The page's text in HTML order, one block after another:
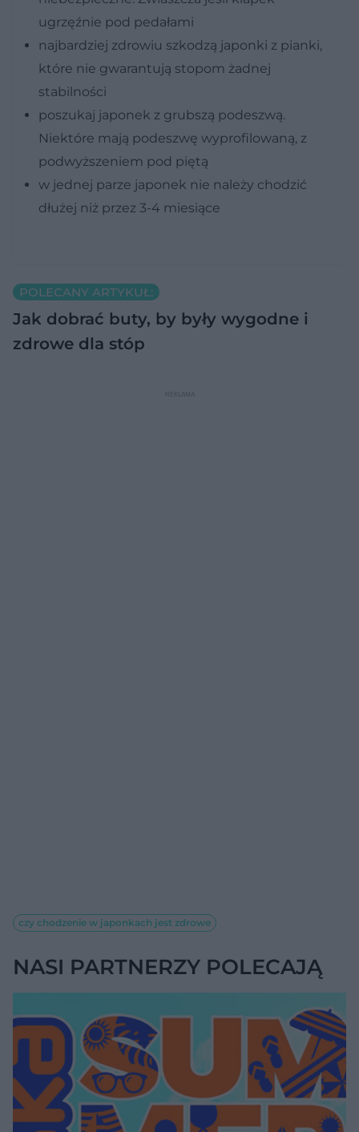
ugrzęźnie pod pedałami
najbardziej zdrowiu szkodzą japonki z pianki,
które nie gwarantują stopom żadnej
stabilności
poszukaj japonek z grubszą podeszwą.
Niektóre mają podeszwę wyprofilowaną, z
podwyższeniem pod piętą
w jednej parze japonek nie należy chodzić
dłużej niż przez 3-4 miesiące
POLECANY ARTYKUŁ:
Jak dobrać buty, by były wygodne i
zdrowe dla stóp
czy chodzenie w japonkach jest zdrowe
NASI PARTNERZY POLECAJĄ